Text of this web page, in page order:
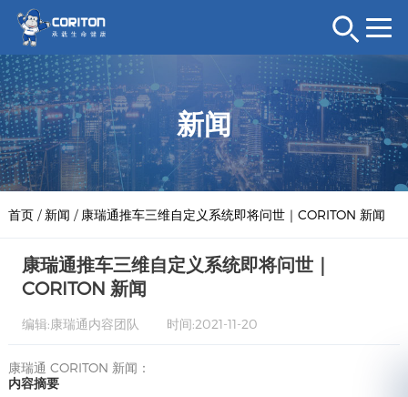
新闻
首页/ 新闻 / 康瑞通推车三维自定义系统即将问世｜CORITON 新闻
康瑞通推车三维自定义系统即将问世｜
CORITON 新闻
编辑:康瑞通内容团队 时间:2021-11-20
康瑞通 CORITON 新闻：
内容摘要